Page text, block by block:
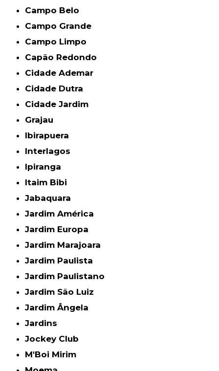
Campo Belo
Campo Grande
Campo Limpo
Capão Redondo
Cidade Ademar
Cidade Dutra
Cidade Jardim
Grajau
Ibirapuera
Interlagos
Ipiranga
Itaim Bibi
Jabaquara
Jardim América
Jardim Europa
Jardim Marajoara
Jardim Paulista
Jardim Paulistano
Jardim São Luiz
Jardim Ângela
Jardins
Jockey Club
M'Boi Mirim